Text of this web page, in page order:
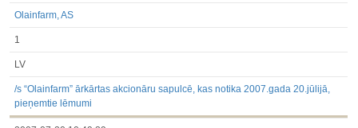
Olainfarm, AS
1
LV
/s “Olainfarm” ārkārtas akcionāru sapulcē, kas notika 2007.gada 20.jūlijā,
pieņemtie lēmumi